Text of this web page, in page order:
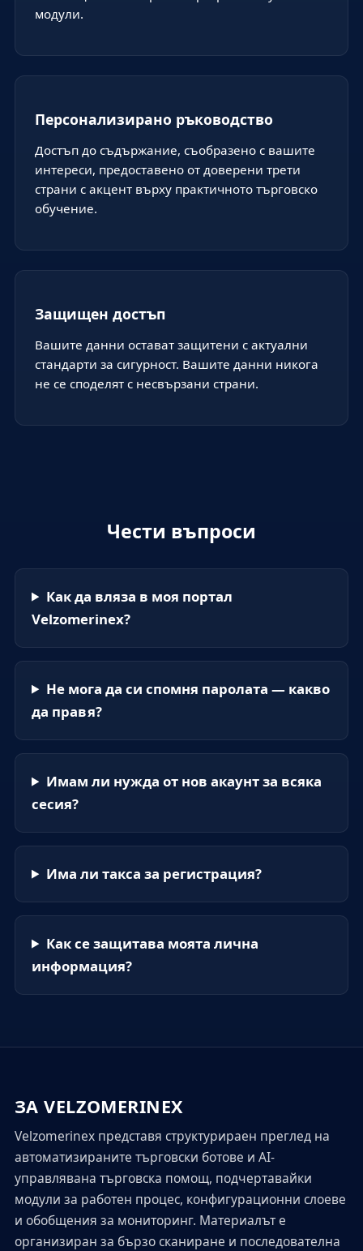
модули.
Персонализирано ръководство
Достъп до съдържание, съобразено с вашите
интереси, предоставено от доверени трети
страни с акцент върху практичното търговско
обучение.
Защищен достъп
Вашите данни остават защитени с актуални
стандарти за сигурност. Вашите данни никога
не се споделят с несвързани страни.
Чести въпроси
Как да вляза в моя портал
Velzomerinex?
Не мога да си спомня паролата — какво
да правя?
Имам ли нужда от нов акаунт за всяка
сесия?
Има ли такса за регистрация?
Как се защитава моята лична
информация?
ЗА VELZOMERINEX
Velzomerinex представя структурираен преглед на
автоматизираните търговски ботове и AI-
управлявана търговска помощ, подчертавайки
модули за работен процес, конфигурационни слоеве
и обобщения за мониторинг. Материалът е
организиран за бързо сканиране и последователна